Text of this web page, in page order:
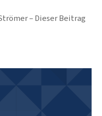
Dieser Beitrag